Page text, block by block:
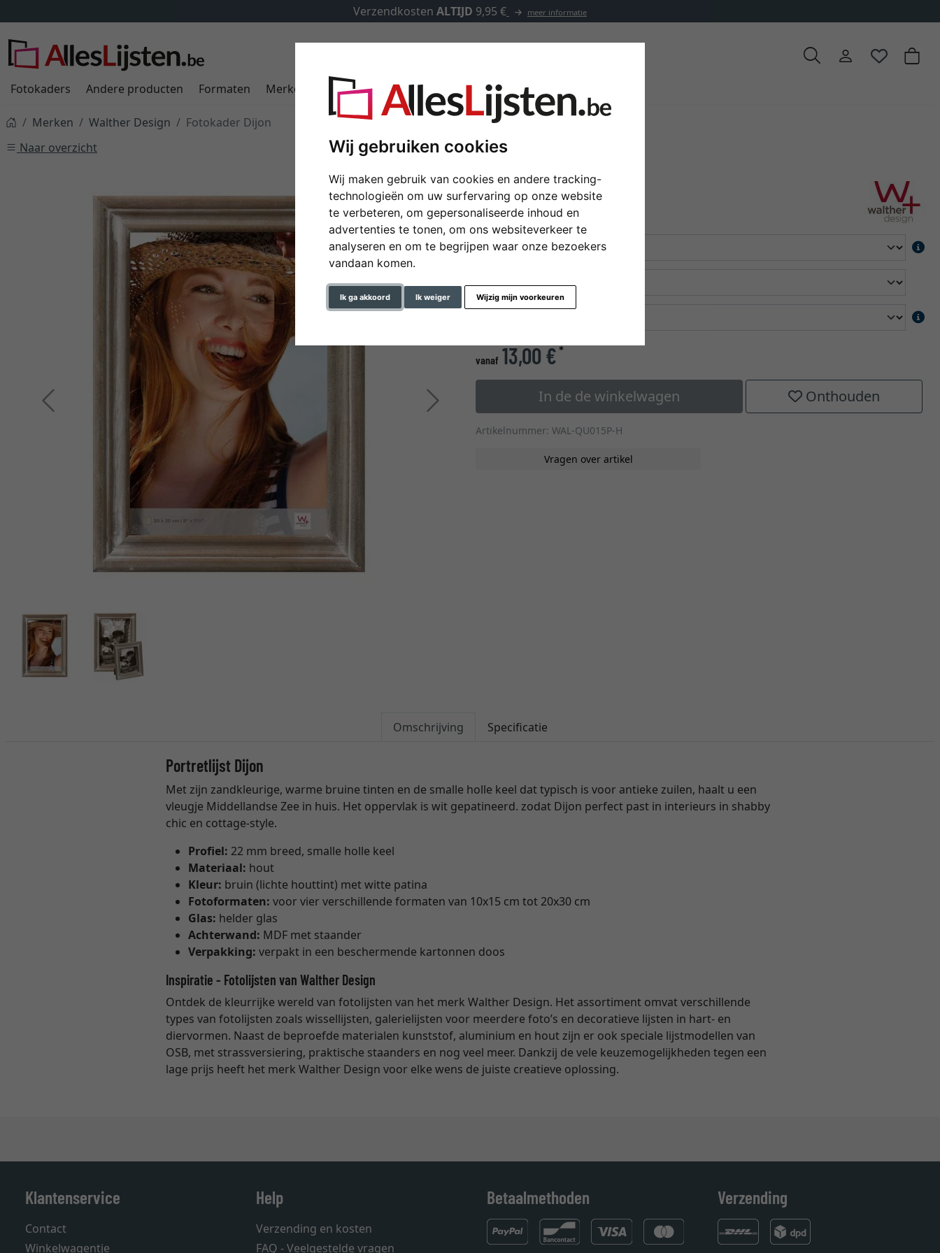
Wij gebruiken cookies
Wij maken gebruik van cookies en andere tracking-
technologieën om uw surfervaring op onze website
te verbeteren, om gepersonaliseerde inhoud en
advertenties te tonen, om ons websiteverkeer te
analyseren en om te begrijpen waar onze bezoekers
vandaan komen.
Ik ga akkoord Ik weiger Wijzig mijn voorkeuren
Verzendkosten ALTIJD 9,95 € meer informatie
Fotokaders Andere producten Formaten Merken Kaders op maat Passe-partouts Toebehoren
Merken Walther Design
Fotokader Dijon
Naar overzicht
Terug Verder
Fotokader Dijon
formaat
kleur
vanaf 13,00 €*
In de de winkelwagen Onthouden
Artikelnummer: WAL-QU015P-H
Vragen over artikel
Omschrijving Specificatie
Portretlijst Dijon
Met zijn zandkleurige, warme bruine tinten en de smalle holle keel dat typisch is voor antieke zuilen, haalt u een
vleugje Middellandse Zee in huis. Het oppervlak is wit gepatineerd. zodat Dijon perfect past in interieurs in shabby
chic en cottage-style.
Profiel: 22 mm breed, smalle holle keel
Materiaal: hout
Kleur: bruin (lichte houttint) met witte patina
Fotoformaten: voor vier verschillende formaten van 10x15 cm tot 20x30 cm
Glas: helder glas
Achterwand: MDF met staander
Verpakking:verpakt in een beschermende kartonnen doos
Inspiratie - Fotolijsten van Walther Design
Ontdek de kleurrijke wereld van fotolijsten van het merk Walther Design. Het assortiment omvat verschillende
types van fotolijsten zoals wissellijsten, galerielijsten voor meerdere foto’s en decoratieve lijsten in hart- en
diervormen. Naast de beproefde materialen kunststof, aluminium en hout zijn er ook speciale lijstmodellen van
OSB, met strassversiering, praktische staanders en nog veel meer. Dankzij de vele keuzemogelijkheden tegen een
lage prijs heeft het merk Walther Design voor elke wens de juiste creatieve oplossing.
Klantenservice
Contact
Winkelwagentje
Help
Verzending en kosten
FAQ - Veelgestelde vragen
Betaalmethoden Verzending